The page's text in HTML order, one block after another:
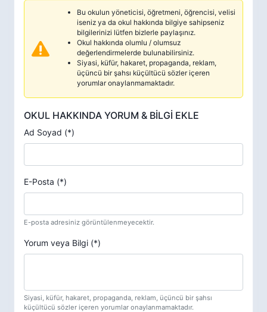
Bu okulun yöneticisi, öğretmeni, öğrencisi, velisi
iseniz ya da okul hakkında bilgiye sahipseniz
bilgilerinizi lütfen bizlerle paylaşınız.
Okul hakkında olumlu / olumsuz
değerlendirmelerde bulunabilirsiniz.
Siyasi, küfür, hakaret, propaganda, reklam,
üçüncü bir şahsı küçültücü sözler içeren
yorumlar onaylanmamaktadır.
OKUL HAKKINDA YORUM & BİLGİ EKLE
Ad Soyad (*)
E-Posta (*)
E-posta adresiniz görüntülenmeyecektir.
Yorum veya Bilgi (*)
Siyasi, küfür, hakaret, propaganda, reklam, üçüncü bir şahsı
küçültücü sözler içeren yorumlar onaylanmamaktadır.